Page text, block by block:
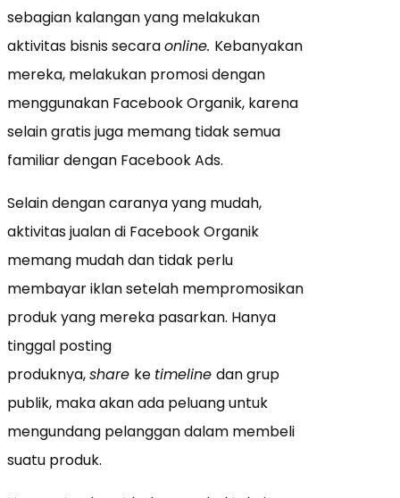
sebagian kalangan yang melakukan
aktivitas bisnis secaraonline. Kebanyakan
mereka, melakukan promosi dengan
menggunakan Facebook Organik, karena
selain gratis juga memang tidak semua
familiar dengan Facebook Ads.
Selain dengan caranya yang mudah,
aktivitas jualan di Facebook Organik
memang mudah dan tidak perlu
membayar iklan setelah mempromosikan
produk yang mereka pasarkan. Hanya
tinggal posting
produknya,share ke timeline dan grup
publik, maka akan ada peluang untuk
mengundang pelanggan dalam membeli
suatu produk.